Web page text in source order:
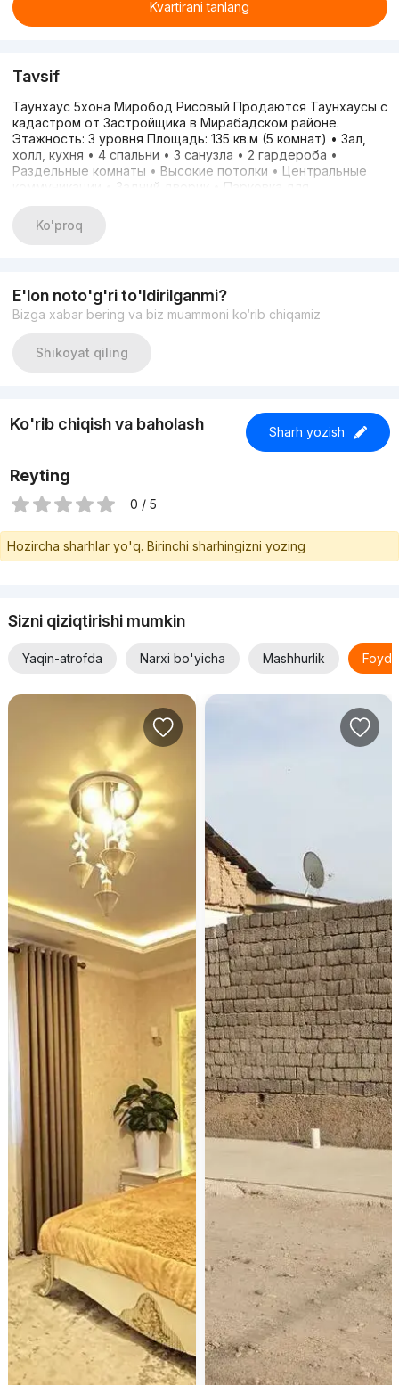
Kvartirani tanlang
Tavsif
Таунхаус 5хона Миробод Рисовый Продаются Таунхаусы с
кадастром от Застройщика в Мирабадском районе.
Этажность: 3 уровня Площадь: 135 кв.м (5 комнат) • Зал,
холл, кухня • 4 спальни • 3 санузла • 2 гардероба •
Раздельные комнаты • Высокие потолки • Центральные
коммуникации • Задний дворик • Парковка для
до сквера. Цена: 119,000 y.e (без ремонта) Цена: 145,000 y.e
(с ремонтом) Адрес: г. Ташкент Мирабадский район
Ko'proq
E'lon noto'g'ri to'ldirilganmi?
Bizga xabar bering va biz muammoni ko‘rib chiqamiz
Shikoyat qiling
Ko'rib chiqish va baholash Sharh yozish
Reyting
0 / 5
Hozircha sharhlar yo'q. Birinchi sharhingizni yozing
Sizni qiziqtirishi mumkin
Yaqin-atrofda Narxi bo'yicha Mashhurlik